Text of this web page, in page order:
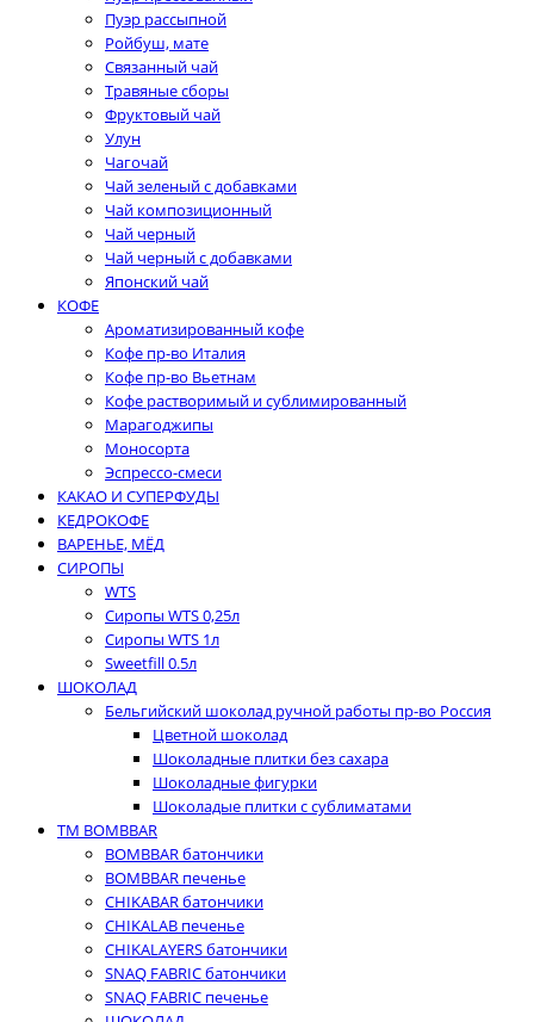
Пуэр рассыпной
Ройбуш, мате
Связанный чай
Травяные сборы
Фруктовый чай
Улун
Чагочай
Чай зеленый с добавками
Чай композиционный
Чай черный
Чай черный с добавками
Японский чай
КОФЕ
Ароматизированный кофе
Кофе пр-во Италия
Кофе пр-во Вьетнам
Кофе растворимый и сублимированный
Марагоджипы
Моносорта
Эспрессо-смеси
КАКАО И СУПЕРФУДЫ
КЕДРОКОФЕ
ВАРЕНЬЕ, МЁД
СИРОПЫ
WTS
Сиропы WTS 0,25л
Сиропы WTS 1л
Sweetfill 0.5л
ШОКОЛАД
Бельгийский шоколад ручной работы пр-во Россия
Цветной шоколад
Шоколадные плитки без сахара
Шоколадные фигурки
Шоколадые плитки с сублиматами
ТМ BOMBBAR
BOMBBAR батончики
BOMBBAR печенье
CHIKABAR батончики
CHIKALAB печенье
CHIKALAYERS батончики
SNAQ FABRIC батончики
SNAQ FABRIC печенье